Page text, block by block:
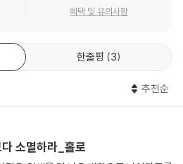
슈라이버는 평전 『수전 손택: 영혼과 매
후 꾸준히 사회적 문제를 다룬 에세이를 출
‘외로움’에 대해 섬세하고 독창적인 사
진적 변화에 대한 반동적 망각이 팽배한
면서도 집요하게 이 모든 부정적인 것들을
탐색한다. 하지만 그건 또한 우리 시대
혜택 및 유의사항
한줄평 3
추천순
소멸하라_홀로